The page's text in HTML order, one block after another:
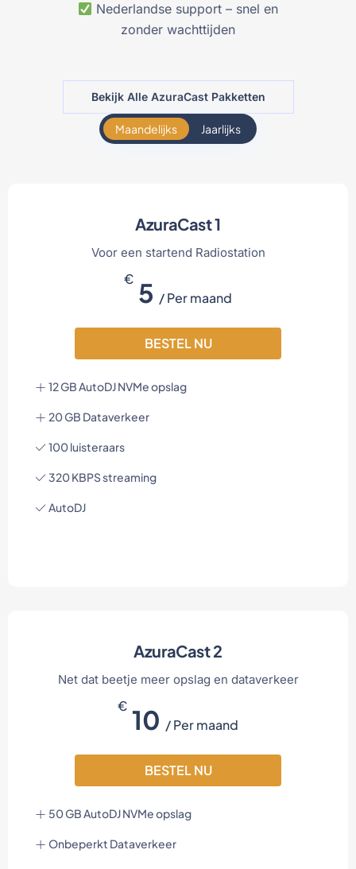
Nederlandse support – snel en
zonder wachttijden
Bekijk Alle AzuraCast Pakketten
Maandelijks Jaarlijks
AzuraCast 1
Voor een startend Radiostation
€ 5 / Per maand
BESTEL NU
12 GB AutoDJ NVMe opslag
20 GB Dataverkeer
100 luisteraars
320 KBPS streaming
AutoDJ
AzuraCast 2
Net dat beetje meer opslag en dataverkeer
€ 10 / Per maand
BESTEL NU
50 GB AutoDJ NVMe opslag
Onbeperkt Dataverkeer